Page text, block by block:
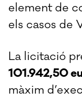
element de
els casos de
La licitació
101.942,50
màxim